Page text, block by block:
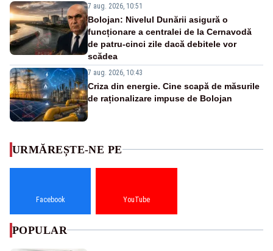
7 aug. 2026, 10:51
Bolojan: Nivelul Dunării asigură o
funcționare a centralei de la Cernavodă
de patru-cinci zile dacă debitele vor
scădea
7 aug. 2026, 10:43
Criza din energie. Cine scapă de măsurile
de raționalizare impuse de Bolojan
URMĂREȘTE-NE PE
Facebook YouTube
POPULAR